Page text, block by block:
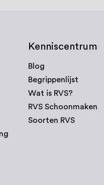
Kenniscentrum
Blog
Begrippenlijst
Wat is RVS?
RVS Schoonmaken
Soorten RVS